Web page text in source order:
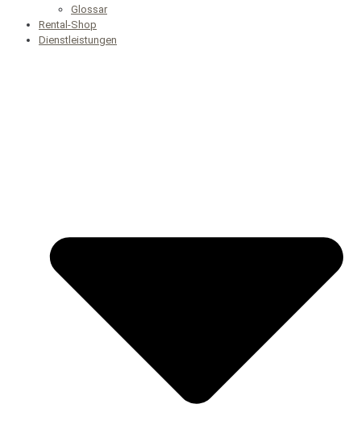
Glossar
Rental-Shop
Dienstleistungen